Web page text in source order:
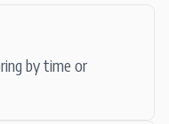
by time or